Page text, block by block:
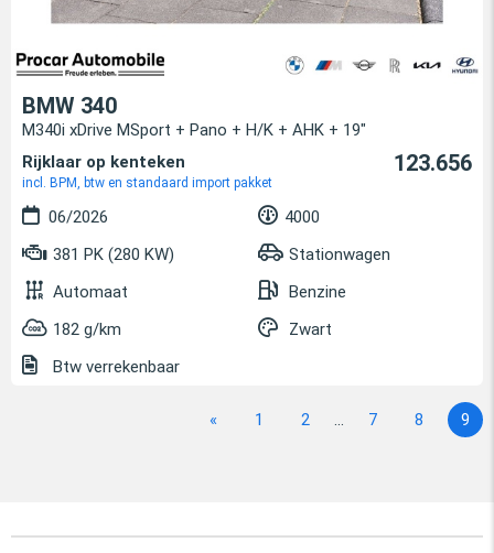
BMW 340
M340i xDrive MSport + Pano + H/K + AHK + 19"
Rijklaar op kenteken
incl. BPM, btw en standaard import pakket
123.656
06/2026
4000
381 PK (280 KW)
Stationwagen
Automaat
Benzine
182 g/km
Zwart
Btw verrekenbaar
« 1 2 7 8 9